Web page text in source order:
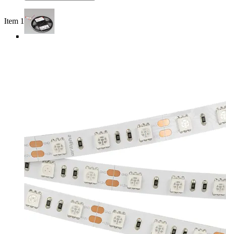
Item 1 of 5